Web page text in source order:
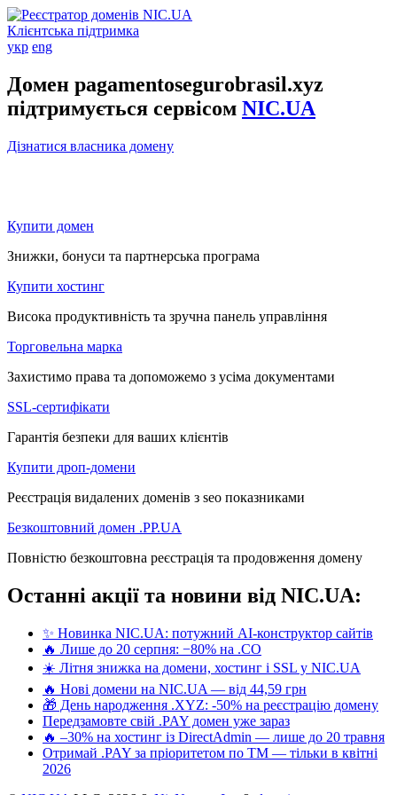
Клієнтська підтримка
укр eng
Домен pagamentosegurobrasil.xyz
підтримується сервісом NIC.UA
Дізнатися власника домену
Купити домен
Знижки, бонуси та партнерська програма
Купити хостинг
Висока продуктивність та зручна панель управління
Торговельна марка
Захистимо права та допоможемо з усіма документами
SSL-сертифікати
Гарантія безпеки для ваших клієнтів
Купити дроп-домени
Реєстрація видалених доменів з seo показниками
Безкоштовний домен .PP.UA
Повністю безкоштовна реєстрація та продовження домену
Останні акції та новини від NIC.UA:
✨ Новинка NIC.UA: потужний AI-конструктор сайтів
🔥 Лише до 20 серпня: −80% на .CO
☀️ Літня знижка на домени, хостинг і SSL у NIC.UA
🔥 Нові домени на NIC.UA — від 44,59 грн
🎁 День народження .XYZ: -50% на реєстрацію домену
Передзамовте свій .PAY домен уже зараз
🔥 –30% на хостинг із DirectAdmin — лише до 20 травня
Отримай .PAY за пріоритетом по ТМ — тільки в квітні
2026